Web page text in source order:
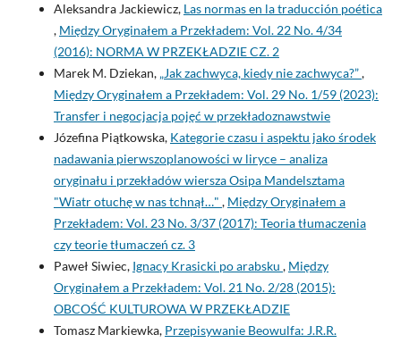
Aleksandra Jackiewicz, Las normas en la traducción poética
, Między Oryginałem a Przekładem: Vol. 22 No. 4/34
(2016): NORMA W PRZEKŁADZIE CZ. 2
Marek M. Dziekan, „Jak zachwyca, kiedy nie zachwyca?”,
Między Oryginałem a Przekładem: Vol. 29 No. 1/59 (2023):
Transfer i negocjacja pojęć w przekładoznawstwie
Józefina Piątkowska, Kategorie czasu i aspektu jako środek
nadawania pierwszoplanowości w liryce – analiza
oryginału i przekładów wiersza Osipa Mandelsztama
"Wiatr otuchę w nas tchnął…" , Między Oryginałem a
Przekładem: Vol. 23 No. 3/37 (2017): Teoria tłumaczenia
czy teorie tłumaczeń cz. 3
Paweł Siwiec, Ignacy Krasicki po arabsku , Między
Oryginałem a Przekładem: Vol. 21 No. 2/28 (2015):
OBCOŚĆ KULTUROWA W PRZEKŁADZIE
Tomasz Markiewka, Przepisywanie Beowulfa: J.R.R.